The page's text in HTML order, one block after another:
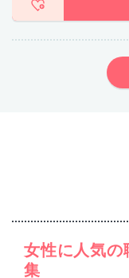
女性に人気の
集